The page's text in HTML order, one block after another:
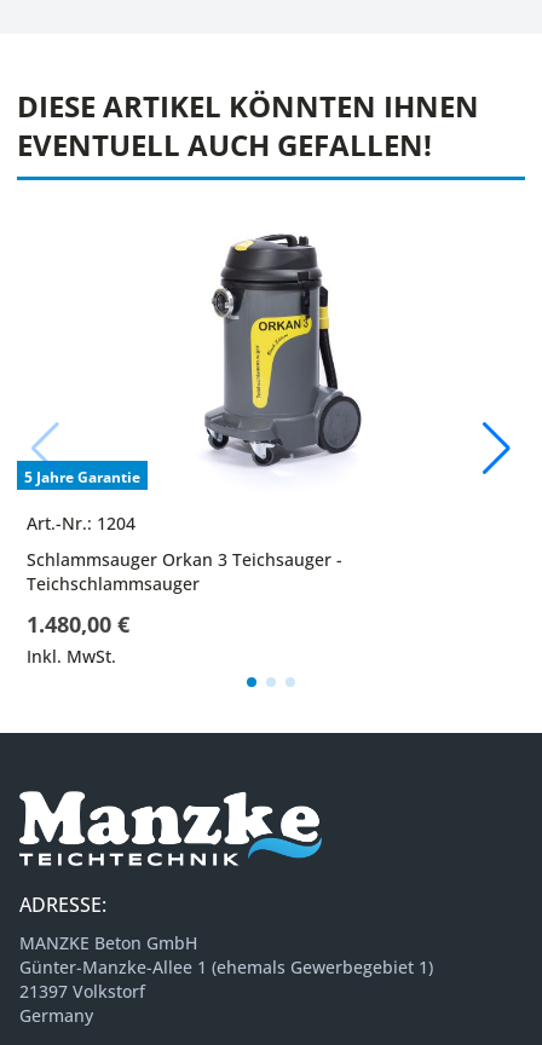
DIESE ARTIKEL KÖNNTEN IHNEN
EVENTUELL AUCH GEFALLEN!
5 Jahre Garantie
Art.-Nr.: 1204
Schlammsauger Orkan 3 Teichsauger -
Teichschlammsauger
1.480,00 €
Inkl. MwSt.
ADRESSE:
MANZKE Beton GmbH
Günter-Manzke-Allee 1 (ehemals Gewerbegebiet 1)
21397 Volkstorf
Germany